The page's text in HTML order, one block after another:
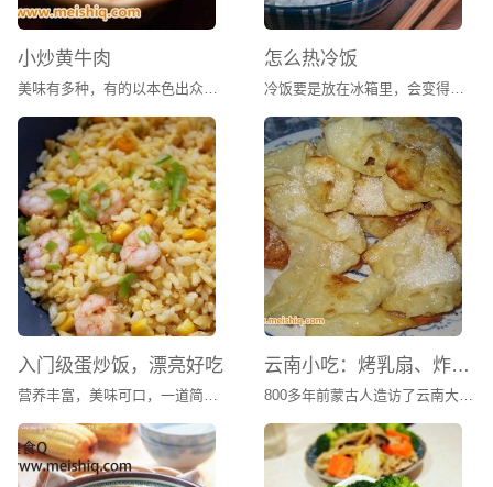
小炒黄牛肉
美味有多种，有的以本色出众，有的以搭配见长。油烹时，放入辣椒、水芹、鸡蛋，将辣椒之辛辣、水芹之甘美、鸡蛋之鲜嫩丝丝渗入薄薄的肉片，配成红绿交相辉映之景，宛若行走在凉风之中，胃口大开，尽享香味之浓郁、蒜香之流溢、辛辣之酣畅，这即是令无数湖南人“求之不得，寤寐思服”的小炒黄牛肉了。
怎么热冷饭
冷饭要是放在冰箱里，会变得有点干硬。放在微波炉虽然方便，但是口感不佳，加了水也是一样。我通常的做法是把饭蒸热，水蒸气让冷饭吃起来也一样的香软。
入门级蛋炒饭，漂亮好吃
营养丰富，美味可口，一道简单美味的家常菜肴。
云南小吃：烤乳扇、炸乳扇
800多年前蒙古人造访了云南大理，自此，两个相隔千里的民族朝夕相处几个世纪，逐渐语言相通，饮食趋同，当地白族人自然而然地爱上了蒙古人的传统食品乳扇。他们不仅学会了制作，而且用炸的手法让乳扇获得香酥口感，赋予了这道美食耀眼的别样风情。